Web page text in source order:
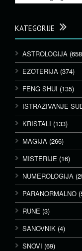
KATEGORIJE
ASTROLOGIJA
EZOTERIJA (374)
FENG SHUI (135)
ISTRAŽIVANJE
KRISTALI (133)
MAGIJA (266)
MISTERIJE (16)
NUMEROLOGIJA
PARANORMALNO
RUNE (3)
SANOVNIK (4)
SNOVI (69)